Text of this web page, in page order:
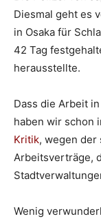
Diesmal geht es
in Osaka für
42 Tag
herausstellte.
Dass die Arbeit
haben wir schon
Kritik, wegen der
Arbeitsverträge,
Wenig